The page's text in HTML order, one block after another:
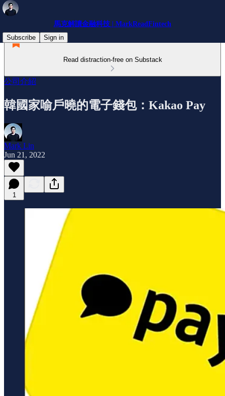
馬克解讀金融科技 | MarkReadFintech
Subscribe
Sign in
Read distraction-free on Substack
公司介紹
韓國家喻戶曉的電子錢包：Kakao Pay
Mark Lin
Jun 21, 2022
1